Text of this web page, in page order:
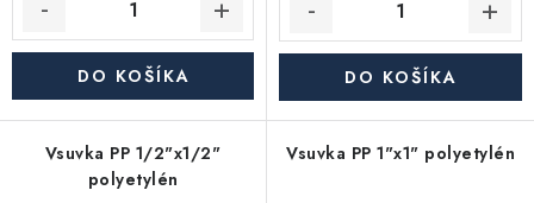
DO KOŠÍKA DO KOŠÍKA
Vsuvka PP 1/2"x1/2"
polyetylén
Vsuvka PP 1"x1" polyetylén